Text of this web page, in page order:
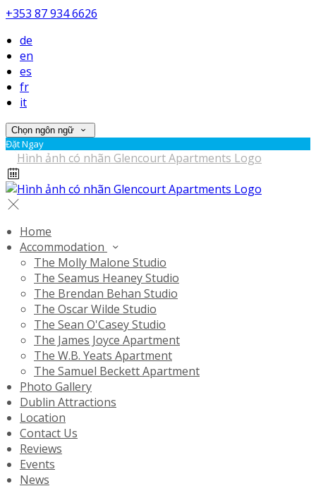
+353 87 934 6626
de
en
es
fr
it
Chọn ngôn ngữ
Đặt Ngay
Home
Accommodation
The Molly Malone Studio
The Seamus Heaney Studio
The Brendan Behan Studio
The Oscar Wilde Studio
The Sean O'Casey Studio
The James Joyce Apartment
The W.B. Yeats Apartment
The Samuel Beckett Apartment
Photo Gallery
Dublin Attractions
Location
Contact Us
Reviews
Events
News